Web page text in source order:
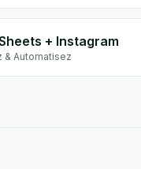
+ Instagram
& Automatisez